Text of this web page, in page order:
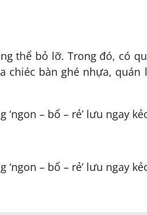
thể bỏ lỡ. Trong đó, có
chiéc bàn ghé nhựa, quán